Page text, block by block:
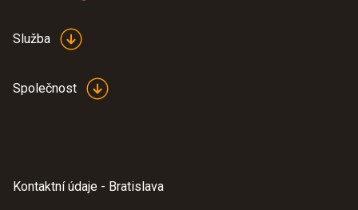
Služba
Společnost
Kontaktní údaje - Bratislava